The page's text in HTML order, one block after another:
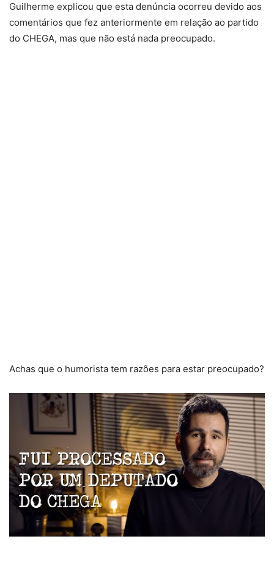
Guilherme explicou que esta denúncia ocorreu devido aos
comentários que fez anteriormente em relação ao partido
do CHEGA, mas que não está nada preocupado.
Achas que o humorista tem razões para estar preocupado?